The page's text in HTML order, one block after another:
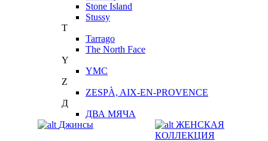
Stone Island
Stussy
T
Tarrago
The North Face
Y
YMC
Z
ZESPÀ, AIX-EN-PROVENCE
Д
ДВА МЯЧА
Джинсы
ЖЕНСКАЯ
КОЛЛЕКЦИЯ